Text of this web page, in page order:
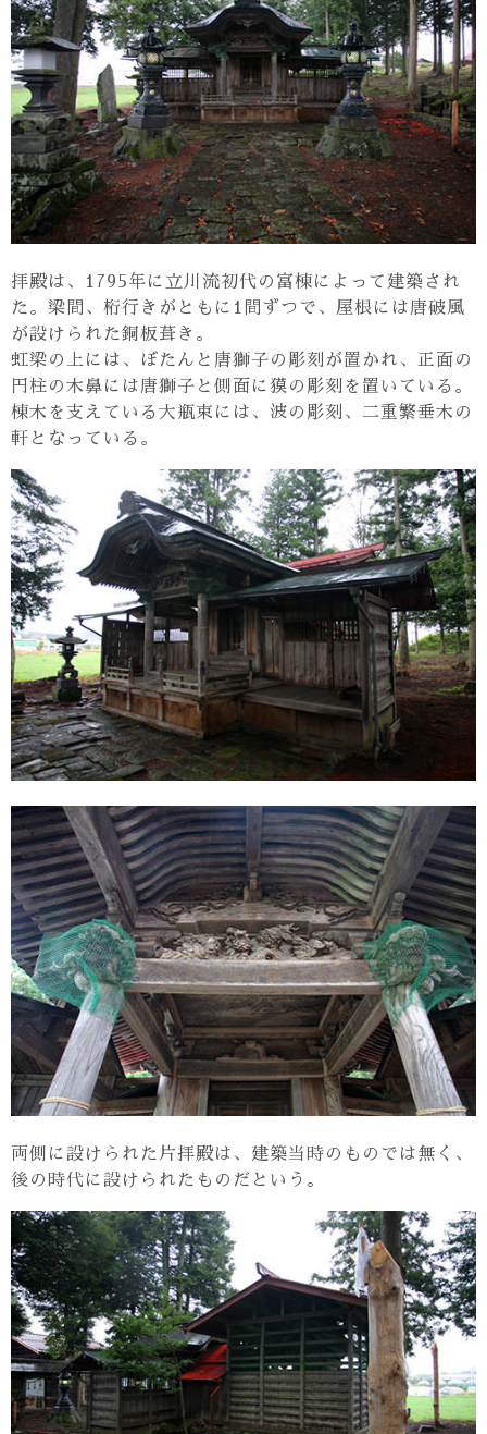
拝殿は、1795年に立川流初代の富棟によって建築され
た。梁間、桁行きがともに1間ずつで、屋根には唐破風
が設けられた銅板葺き。
虹梁の上には、ぼたんと唐獅子の彫刻が置かれ、正面の
円柱の木鼻には唐獅子と側面に獏の彫刻を置いている。
棟木を支えている大瓶束には、波の彫刻、二重繁垂木の
軒となっている。
両側に設けられた片拝殿は、建築当時のものでは無く、
後の時代に設けられたものだという。